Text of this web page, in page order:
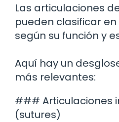
Las articulaciones
pueden clasificar
según su función y
Aquí hay un
más relevantes:
### Articulaciones
(sutures)